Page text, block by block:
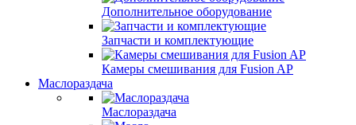
Дополнительное оборудование
Запчасти и комплектующие
Камеры смешивания для Fusion AP
Маслораздача
Маслораздача